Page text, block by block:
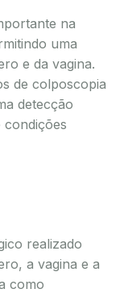
na
uma
e da vagina.
de colposcopia
detecção
condições
realizado
a vagina e a
como